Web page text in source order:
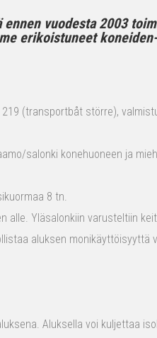
vuodesta 2003
erikoistuneet
(transportbåt större),
salonki konehuoneen ja
8 tn.
Yläsalonkiin varusteltiin
aluksen monikäyttöisyyttä
Aluksella voi kuljettaa